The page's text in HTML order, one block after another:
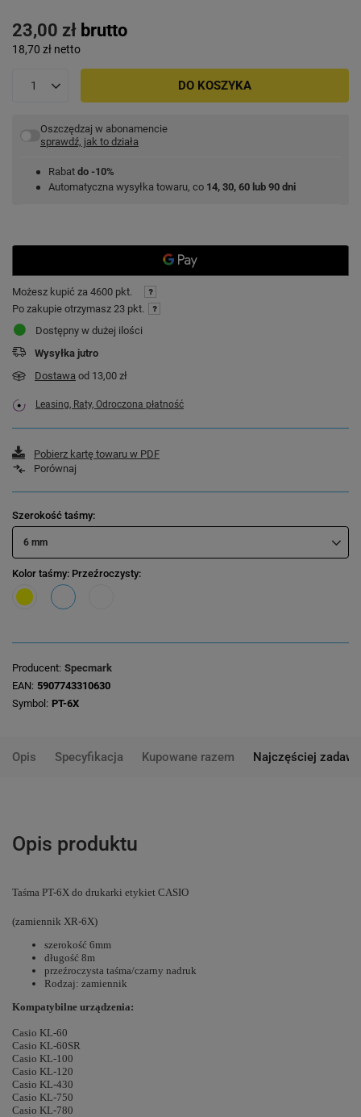
23,00 zł brutto
18,70 zł netto
DO KOSZYKA
Oszczędzaj w abonamencie
sprawdź, jak to działa
Rabat do -10%
Automatyczna wysyłka towaru, co 14, 30, 60 lub 90 dni
Możesz kupić za 4600 pkt.
Po zakupie otrzymasz 23 pkt.
Dostępny w dużej ilości
Wysyłka jutro
Dostawa od 13,00 zł
Leasing, Raty, Odroczona płatność
Pobierz kartę towaru w PDF
Porównaj
Szerokość taśmy
6 mm
Kolor taśmy: Przeźroczysty
Producent Specmark
EAN 5907743310630
Symbol PT-6X
Opis Specyfikacja Kupowane razem Najczęściej
Opis produktu
Taśma PT-6X do drukarki etykiet CASIO
(zamiennik XR-6X)
szerokość 6mm
długość 8m
przeźroczysta taśma/czarny nadruk
Rodzaj: zamiennik
Kompatybilne urządzenia:
Casio KL-60
Casio KL-60SR
Casio KL-100
Casio KL-120
Casio KL-430
Casio KL-750
Casio KL-780